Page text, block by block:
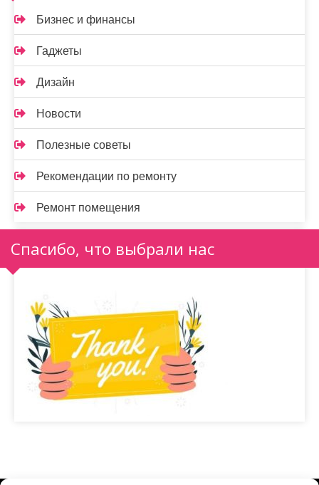
Бизнес и финансы
Гаджеты
Дизайн
Новости
Полезные советы
Рекомендации по ремонту
Ремонт помещения
Спасибо, что выбрали нас